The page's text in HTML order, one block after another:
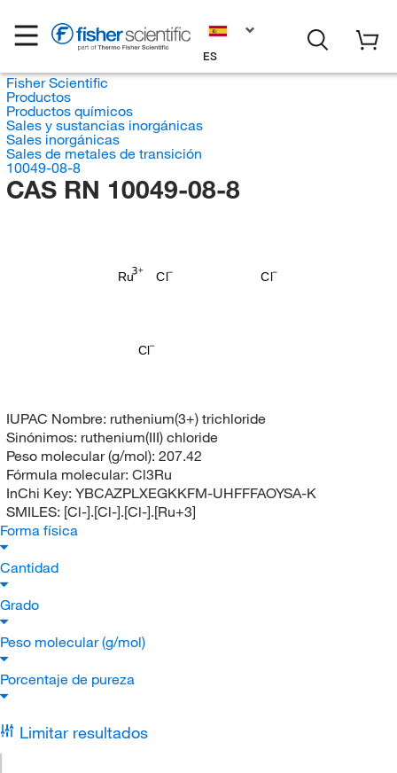
ES
Fisher Scientific
Productos
Productos químicos
Sales y sustancias inorgánicas
Sales inorgánicas
Sales de metales de transición
10049-08-8
CAS RN 10049-08-8
Cl Cl
Cl
Ru
IUPAC Nombre: ruthenium(3+) trichloride
Sinónimos: ruthenium(III) chloride
Peso molecular (g/mol): 207.42
Fórmula molecular: Cl3Ru
InChi Key: YBCAZPLXEGKKFM-UHFFFAOYSA-K
SMILES: [Cl-].[Cl-].[Cl-].[Ru+3]
Forma física
Cantidad
Grado
Peso molecular (g/mol)
Porcentaje de pureza
Limitar resultados